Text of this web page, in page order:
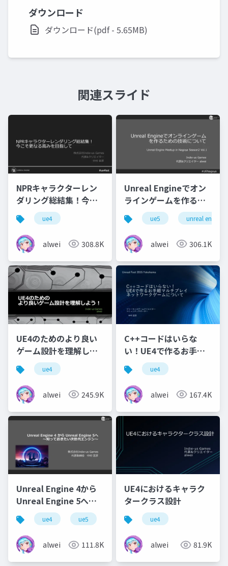
ダウンロード
ダウンロード(pdf - 5.65MB)
関連スライド
NPRキャラクターレン
ダリング総結集！今こ
そ更なる高みを目指し
て
ue4
alwei 308.8K
Unreal Engineでオン
ラインゲームを作るた
めの技術について
ue5 unreal engine
alwei 306.1K
UE4のためのより良い
ゲーム設計を理解しよ
う！
ue4
alwei 245.9K
C++コードはいらな
い！UE4で作るお手軽
マルチプレイネットワ
ークゲームについて
ue4
alwei 167.4K
Unreal Engine 4から
Unreal Engine 5へ
～知っておきたい次世
代エンジン～
ue4 ue5
alwei 111.8K
UE4におけるキャラク
タークラス設計
ue4
alwei 81.9K